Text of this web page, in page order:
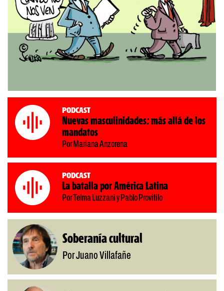
Podcast
Nuevas masculinidades: más allá de los
mandatos
Por Mariana Anzorena
Podcast
La batalla por América Latina
Por Telma Luzzani y Pablo Provitilo
Soberanía cultural
Por Juano Villafañe